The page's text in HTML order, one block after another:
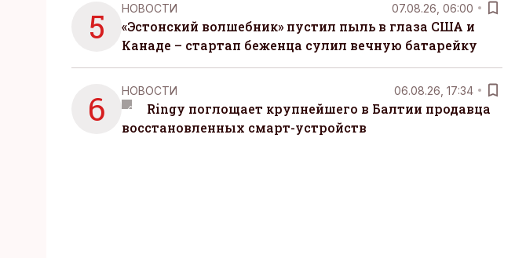
5 НОВОСТИ 07.08.26, 06:00
«Эстонский волшебник» пустил пыль в глаза США и
Канаде – стартап беженца сулил вечную батарейку
6 НОВОСТИ 06.08.26, 17:34
Ringy поглощает крупнейшего в Балтии продавца
восстановленных смарт-устройств